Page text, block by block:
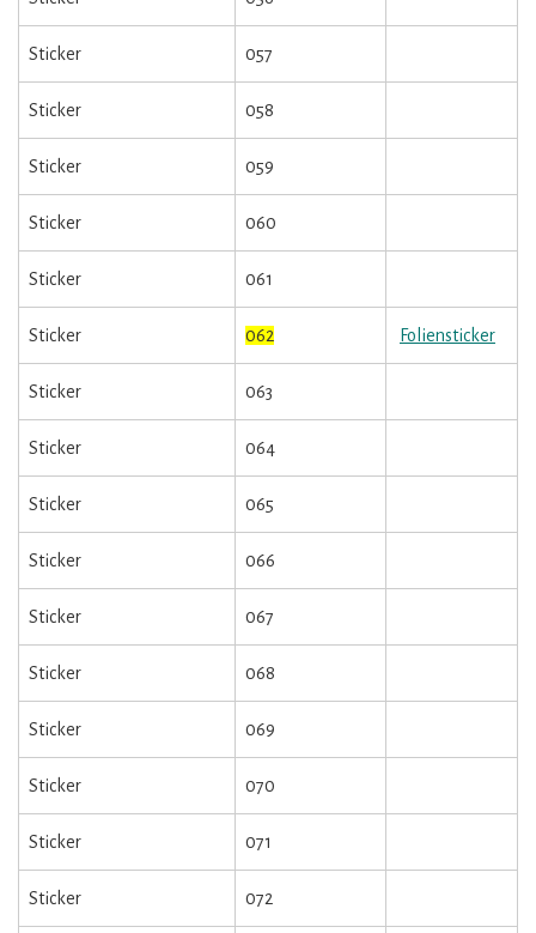
Sticker 057
Sticker 058
Sticker 059
Sticker 060
Sticker 061
Sticker 062 Foliensticker
Sticker 063
Sticker 064
Sticker 065
Sticker 066
Sticker 067
Sticker 068
Sticker 069
Sticker 070
Sticker 071
Sticker 072